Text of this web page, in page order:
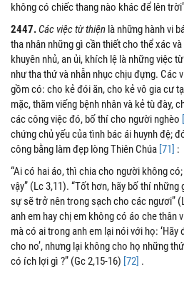
không có chiếc thang nào khác để lên
2447.Các việc từ thiện là những hành vi
tha nhân những gì cần thiết cho thể xác
khuyên nhủ, an ủi, khích lệ là những việc
như tha thứ và nhẫn nhục chịu đựng. Các
gồm có: cho kẻ đói ăn, cho kẻ vô gia cư
mặc, thăm viếng bệnh nhân và kẻ tù đày,
các công việc đó, bố thí cho người nghèo
chứng chủ yếu của tình bác ái huynh đệ;
công bằng làm đẹp lòng Thiên Chúa [71] :
“Ai có hai áo, thì chia cho người không
vậy” (Lc 3,11). “Tốt hơn, hãy bố thí
sự sẽ trở nên trong sạch cho các ngươi”
anh em hay chị em không có áo che thân
mà có ai trong anh em lại nói với họ: ‘Hãy
cho no’, nhưng lại không cho họ những
có ích lợi gì ?” (Gc 2,15-16) [72] .